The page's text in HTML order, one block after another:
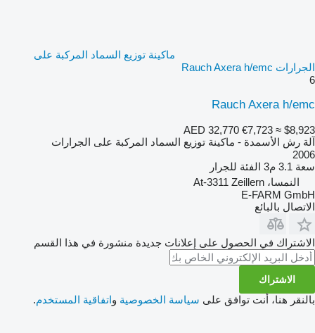
ماكينة توزيع السماد المركبة على
الجرارات Rauch Axera h/emc
6
Rauch Axera h/emc
AED 32,770 €7,723 ≈ $8,923
آلة رش الأسمدة - ماكينة توزيع السماد المركبة على الجرارات
2006
سعة 3.1 م3 الفئة للجرار
النمسا، At-3311 Zeillern
E-FARM GmbH
الاتصال بالبائع
الاشتراك في الحصول على إعلانات جديدة منشورة في هذا القسم
الاشتراك
بالنقر هنا، أنت توافق على سياسة الخصوصية واتفاقية المستخدم.